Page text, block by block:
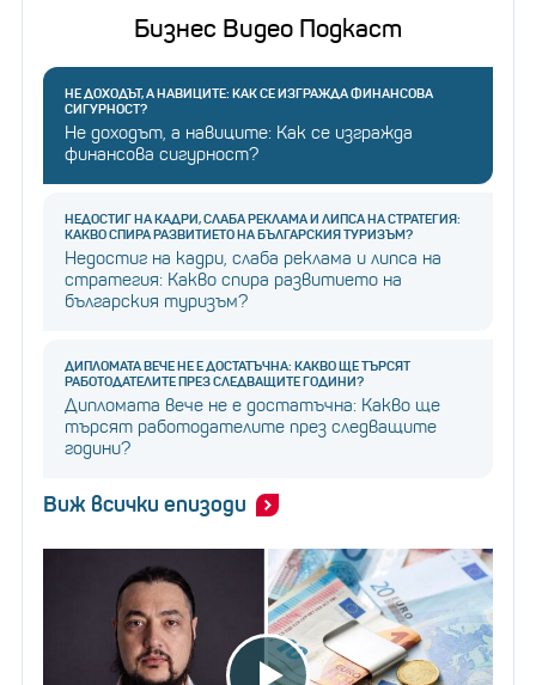
Бизнес Видео Подкаст
НЕ ДОХОДЪТ, А НАВИЦИТЕ: КАК СЕ ИЗГРАЖДА ФИНАНСОВА
СИГУРНОСТ?
Не доходът, а навиците: Как се изгражда
финансова сигурност?
НЕДОСТИГ НА КАДРИ, СЛАБА РЕКЛАМА И ЛИПСА НА СТРАТЕГИЯ:
КАКВО СПИРА РАЗВИТИЕТО НА БЪЛГАРСКИЯ ТУРИЗЪМ?
Недостиг на кадри, слаба реклама и липса на
стратегия: Какво спира развитието на
българския туризъм?
ДИПЛОМАТА ВЕЧЕ НЕ Е ДОСТАТЪЧНА: КАКВО ЩЕ ТЪРСЯТ
РАБОТОДАТЕЛИТЕ ПРЕЗ СЛЕДВАЩИТЕ ГОДИНИ?
Дипломата вече не е достатъчна: Какво ще
търсят работодателите през следващите
години?
Виж всички епизоди